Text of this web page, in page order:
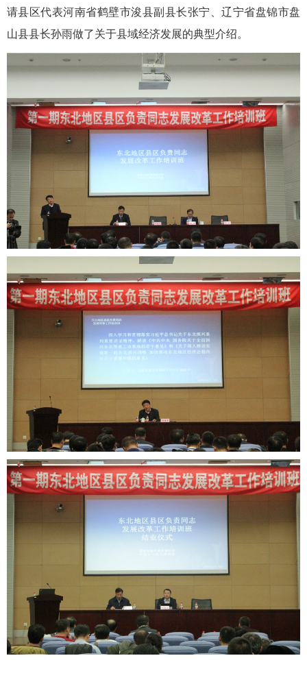
请县区代表河南省鹤壁市浚县副县长张宁、辽宁省盘锦市盘
山县县长孙雨做了关于县域经济发展的典型介绍。